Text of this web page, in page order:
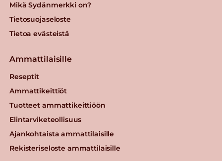
Mikä Sydänmerkki on?
Tietosuojaseloste
Tietoa evästeistä
Ammattilaisille
Reseptit
Ammattikeittiöt
Tuotteet ammattikeittiöön
Elintarviketeollisuus
Ajankohtaista ammattilaisille
Rekisteriseloste ammattilaisille